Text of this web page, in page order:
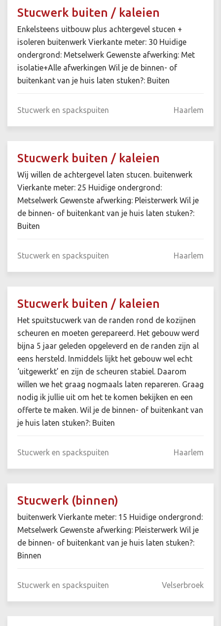
Stucwerk buiten / kaleien
Enkelsteens uitbouw plus achtergevel stucen +
isoleren buitenwerk Vierkante meter: 30 Huidige
ondergrond: Metselwerk Gewenste afwerking: Met
isolatie+Alle afwerkingen Wil je de binnen- of
buitenkant van je huis laten stuken?: Buiten
Stucwerk en spackspuiten Haarlem
Stucwerk buiten / kaleien
Wij willen de achtergevel laten stucen. buitenwerk
Vierkante meter: 25 Huidige ondergrond:
Metselwerk Gewenste afwerking: Pleisterwerk Wil je
de binnen- of buitenkant van je huis laten stuken?:
Buiten
Stucwerk en spackspuiten Haarlem
Stucwerk buiten / kaleien
Het spuitstucwerk van de randen rond de kozijnen
scheuren en moeten gerepareerd. Het gebouw werd
bijna 5 jaar geleden opgeleverd en de randen zijn al
eens hersteld. Inmiddels lijkt het gebouw wel echt
‘uitgewerkt’ en zijn de scheuren stabiel. Daarom
willen we het graag nogmaals laten repareren. Graag
nodig ik jullie uit om het te komen bekijken en een
offerte te maken. Wil je de binnen- of buitenkant van
je huis laten stuken?: Buiten
Stucwerk en spackspuiten Haarlem
Stucwerk (binnen)
buitenwerk Vierkante meter: 15 Huidige ondergrond:
Metselwerk Gewenste afwerking: Pleisterwerk Wil je
de binnen- of buitenkant van je huis laten stuken?:
Binnen
Stucwerk en spackspuiten Velserbroek